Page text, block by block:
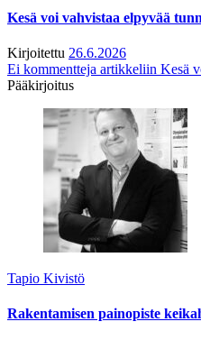
Kesä voi vahvistaa elpyvää
Kirjoitettu 26.6.2026
Ei kommentteja artikkeliin Kesä
Pääkirjoitus
Tapio Kivistö
Rakentamisen painopiste